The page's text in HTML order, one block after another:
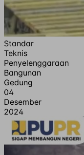
Standar
Teknis
Penyelenggaraan
Bangunan
Gedung
04
Desember
2024